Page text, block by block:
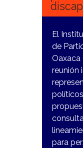
El
de
Oaxaca
reunión
para